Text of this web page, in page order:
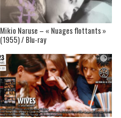
Mikio Naruse – « Nuages flottants »
(1955) / Blu-ray